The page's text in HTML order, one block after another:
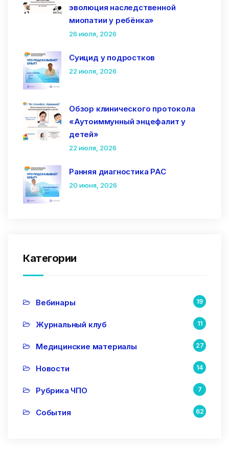
эволюция наследственной
миопатии у ребёнка»
26 июля, 2026
Суицид у подростков
22 июля, 2026
Обзор клинического протокола
«Аутоиммунный энцефалит у
детей»
22 июля, 2026
Ранняя диагностика РАС
20 июня, 2026
Категории
Вебинары 19
Журнальный клуб 11
Медицинские материалы 27
Новости 14
Рубрика ЧПО 7
События 62